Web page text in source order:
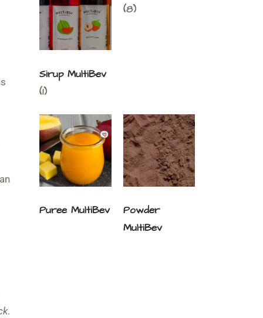
.
Sirup MultiBev
(1)
(8)
Puree MultiBev
Powder
MultiBev